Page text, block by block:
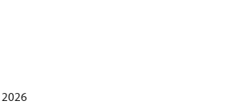
2026